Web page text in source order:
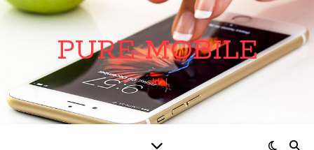
PURE MOBILE
oldal